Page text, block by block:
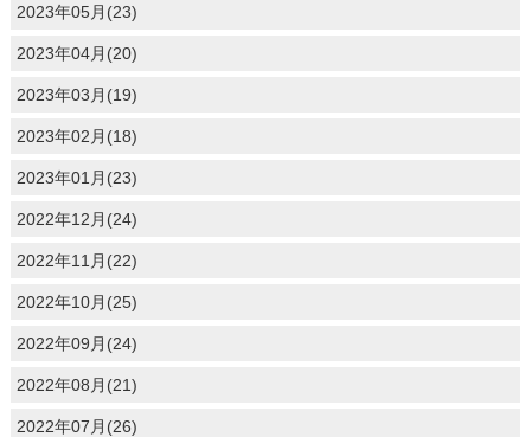
2023年05月(23)
2023年04月(20)
2023年03月(19)
2023年02月(18)
2023年01月(23)
2022年12月(24)
2022年11月(22)
2022年10月(25)
2022年09月(24)
2022年08月(21)
2022年07月(26)